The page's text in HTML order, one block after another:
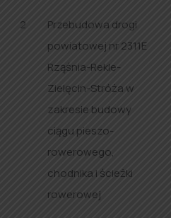
2
Przebudowa drogi
powiatowej nr 2311E
Rząśnia-Rekle-
Zielęcin-Stróża w
zakresie budowy
ciągu pieszo-
rowerowego,
chodnika i ścieżki
rowerowej